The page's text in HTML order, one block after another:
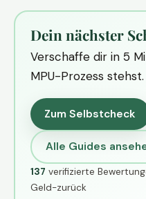
Dein nächster
Verschaffe dir in 5
MPU-Prozess stehst.
Zum Selbstcheck
Alle Guides
137 verifizierte
Geld-zurück